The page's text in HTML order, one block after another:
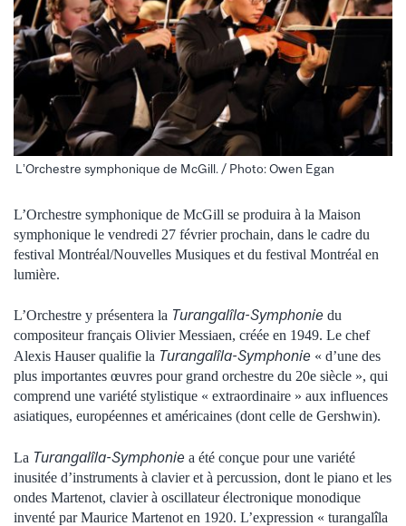
L’Orchestre symphonique de McGill. / Photo: Owen Egan
L’Orchestre symphonique de McGill se produira à la Maison
symphonique le vendredi 27 février prochain, dans le cadre du
festival Montréal/Nouvelles Musiques et du festival Montréal en
lumière.
L’Orchestre y présentera la Turangalîla-Symphonie du
compositeur français Olivier Messiaen, créée en 1949. Le chef
Alexis Hauser qualifie la Turangalîla-Symphonie « d’une des
plus importantes œuvres pour grand orchestre du 20e siècle », qui
comprend une variété stylistique « extraordinaire » aux influences
asiatiques, européennes et américaines (dont celle de Gershwin).
La Turangalîla-Symphonie a été conçue pour une variété
inusitée d’instruments à clavier et à percussion, dont le piano et les
ondes Martenot, clavier à oscillateur électronique monodique
inventé par Maurice Martenot en 1920. L’expression « turangalîla